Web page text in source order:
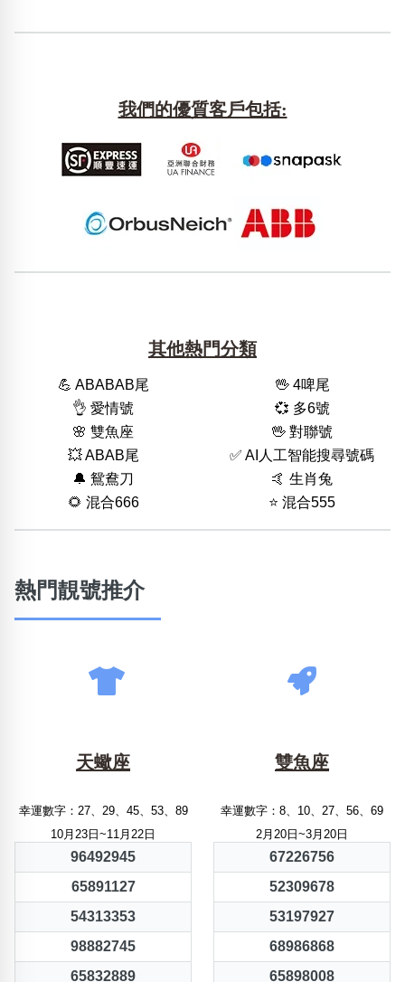
我們的優質客戶包括:
其他熱門分類
💪 ABABAB尾
🖖 4啤尾
👌 愛情號
💞 多6號
🌸 雙魚座
🖖 對聯號
💥 ABAB尾
✅ AI人工智能搜尋號碼
🔔 鴛鴦刀
🤙 生肖兔
🌻 混合666
⭐️ 混合555
熱門靚號推介
天蠍座
幸運數字：27、29、45、53、89
10月23日~11月22日
96492945
65891127
54313353
98882745
65832889
雙魚座
幸運數字：8、10、27、56、69
2月20日~3月20日
67226756
52309678
53197927
68986868
65898008